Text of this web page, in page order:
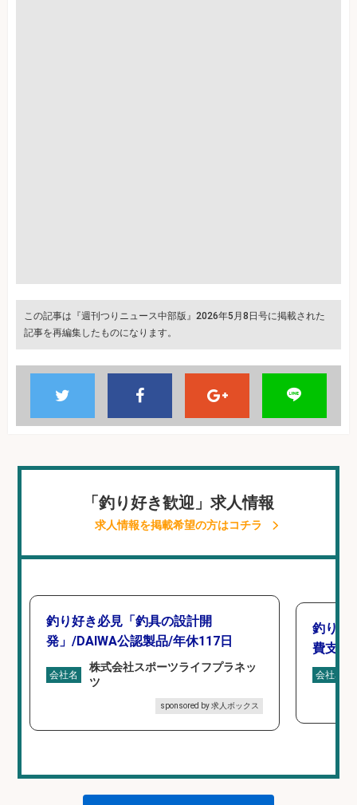
この記事は『週刊つりニュース中部版』2026年5月8日号に掲載された
記事を再編集したものになります。
「釣り好き歓迎」求人情報
求人情報を掲載希望の方はコチラ
釣り好き必見「釣具の設計開
発」/DAIWA公認製品/年休117日
会社名
株式会社スポーツライフプラネッ
ツ
sponsored by 求人ボックス
釣り具
費支給
会社名